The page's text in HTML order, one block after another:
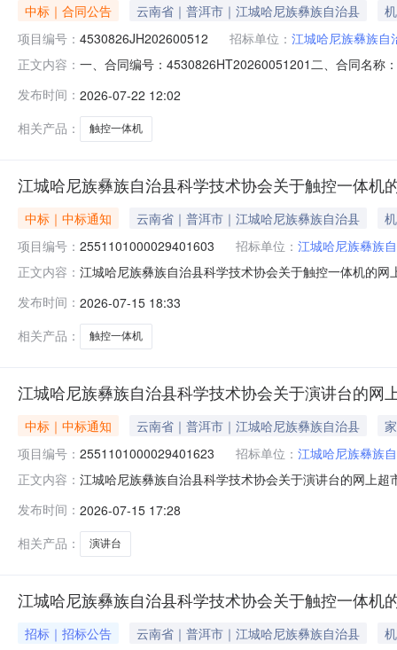
中标｜合同公告 云南省｜普洱市｜江城哈尼族彝族自治县
项目编号： 4530826JH202600512 招标单位： 江城哈尼族彝族自
正文内容： 一、合同编号：4530826HT20260051201二、合同名称
点16号二楼联系方式：17787922099六、合同主要信息
发布时间： 2026-07-22 12:02
相关产品：
触控一体机
江城哈尼族彝族自治县科学技术协会关于触控一体机
中标｜中标通知 云南省｜普洱市｜江城哈尼族彝族自治县
项目编号： 2551101000029401603 招标单位： 江城哈尼族彝族
正文内容： 江城哈尼族彝族自治县科学技术协会关于触控一体机的
息采购计划金额14530826JH202600512-115500.0预算
发布时间： 2026-07-15 18:33
相关产品：
触控一体机
江城哈尼族彝族自治县科学技术协会关于演讲台的网
中标｜中标通知 云南省｜普洱市｜江城哈尼族彝族自治县
项目编号： 2551101000029401623 招标单位： 江城哈尼族彝族
正文内容： 江城哈尼族彝族自治县科学技术协会关于演讲台的网上
划金额14530826JH202600513-112000.0预算总额（元
发布时间： 2026-07-15 17:28
相关产品：
演讲台
江城哈尼族彝族自治县科学技术协会关于触控一体机
招标｜招标公告 云南省｜普洱市｜江城哈尼族彝族自治县